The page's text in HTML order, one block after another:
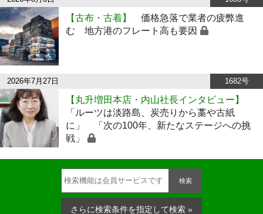
【古布・古着】
価格急落で業者の疲弊進
む 地方港のフレート高も要因
2026年7月27日 1682号
【丸升増田本店・内山社長インタビュー】
「ルーツは淡路島、炭売りから藁や古紙
に」 「次の100年、新たなステージへの挑
戦」
検索
さらに検索条件を指定して検索 »